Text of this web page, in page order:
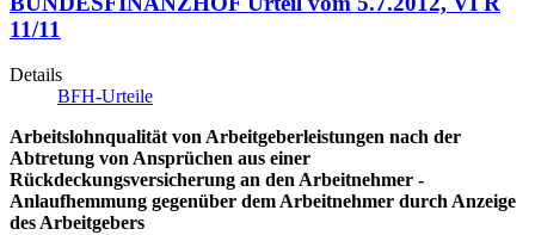
11/11
Details
BFH-Urteile
Arbeitslohnqualität von Arbeitgeberleistungen nach der
Abtretung von Ansprüchen aus einer
Rückdeckungsversicherung an den Arbeitnehmer -
Anlaufhemmung gegenüber dem Arbeitnehmer durch Anzeige
des Arbeitgebers